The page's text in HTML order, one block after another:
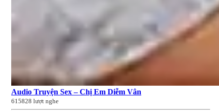
Audio Truyện Sex – Chị Em Diễm Vân
615828 lượt nghe